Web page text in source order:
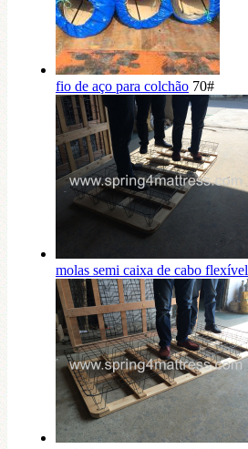
fio de aço para colchão 70#
molas semi caixa de cabo flexível